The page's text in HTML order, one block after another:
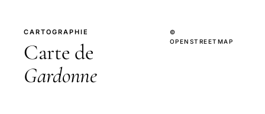
CARTOGRAPHIE
Carte de
Gardonne
©
OPENSTREETMAP